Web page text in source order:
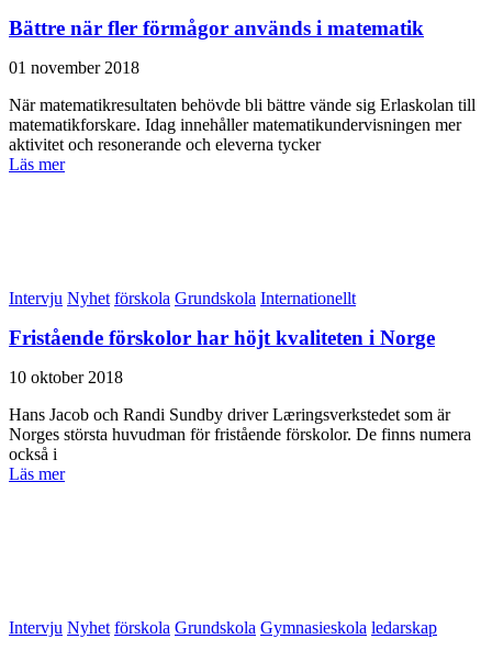
Bättre när fler förmågor används i matematik
01 november 2018
När matematikresultaten behövde bli bättre vände sig Erlaskolan till
matematikforskare. Idag innehåller matematikundervisningen mer
aktivitet och resonerande och eleverna tycker
Läs mer
Intervju Nyhet förskola Grundskola Internationellt
Fristående förskolor har höjt kvaliteten i Norge
10 oktober 2018
Hans Jacob och Randi Sundby driver Læringsverkstedet som är
Norges största huvudman för fristående förskolor. De finns numera
också i
Läs mer
Intervju Nyhet förskola Grundskola Gymnasieskola ledarskap